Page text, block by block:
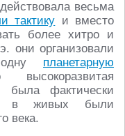
весьма
тактику и вместо
более хитро и
они организовали
планетарную
была фактически
в живых были
века.